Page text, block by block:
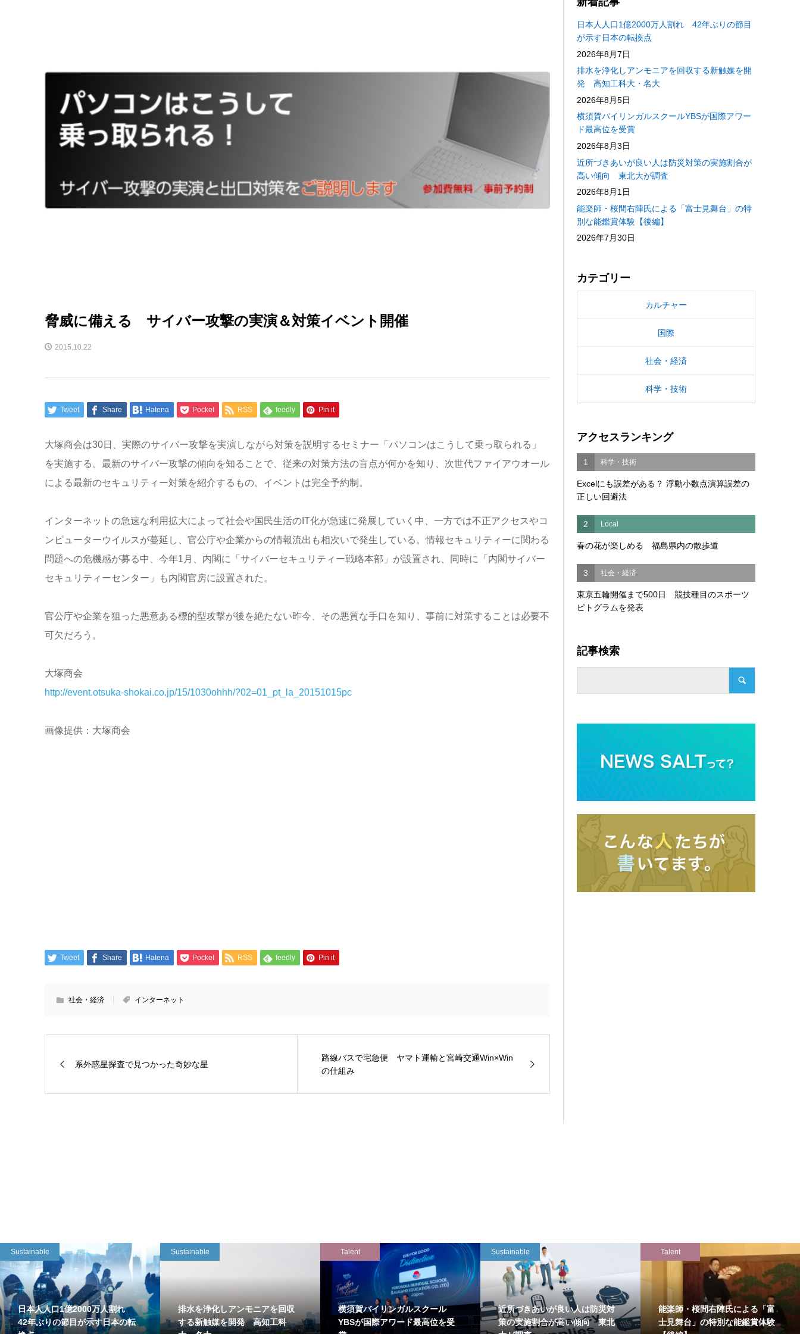
脅威に備える サイバー攻撃の実演＆対策イベント開催
2015.10.22
Tweet Share Hatena Pocket RSS feedly Pin it
大塚商会は30日、実際のサイバー攻撃を実演しながら対策を説明するセミナー「パソコンはこうして乗っ取られる」
を実施する。最新のサイバー攻撃の傾向を知ることで、従来の対策方法の盲点が何かを知り、次世代ファイアウオール
による最新のセキュリティー対策を紹介するもの。イベントは完全予約制。
インターネットの急速な利用拡大によって社会や国民生活のIT化が急速に発展していく中、一方では不正アクセスやコ
ンピューターウイルスが蔓延し、官公庁や企業からの情報流出も相次いで発生している。情報セキュリティーに関わる
問題への危機感が募る中、今年1月、内閣に「サイバーセキュリティー戦略本部」が設置され、同時に「内閣サイバー
セキュリティーセンター」も内閣官房に設置された。
官公庁や企業を狙った悪意ある標的型攻撃が後を絶たない昨今、その悪質な手口を知り、事前に対策することは必要不
可欠だろう。
大塚商会
http://event.otsuka-shokai.co.jp/15/1030ohhh/?02=01_pt_la_20151015pc
画像提供：大塚商会
Tweet Share Hatena Pocket RSS feedly Pin it
社会・経済 インターネット
系外惑星探査で見つかった奇妙な星
路線バスで宅急便 ヤマト運輸と宮崎交通Win×Win
の仕組み
日本人人口1億2000万人割れ 42年ぶりの節目
が示す日本の転換点
2026年8月7日
排水を浄化しアンモニアを回収する新触媒を開
発 高知工科大・名大
2026年8月5日
横須賀バイリンガルスクールYBSが国際アワー
ド最高位を受賞
2026年8月3日
近所づきあいが良い人は防災対策の実施割合が
高い傾向 東北大が調査
2026年8月1日
能楽師・桜間右陣氏による「富士見舞台」の特
別な能鑑賞体験【後編】
2026年7月30日
カテゴリー
カルチャー
国際
社会・経済
科学・技術
アクセスランキング
1 科学・技術
Excelにも誤差がある？ 浮動小数点演算誤差の
正しい回避法
2 Local
春の花が楽しめる 福島県内の散歩道
3 社会・経済
東京五輪開催まで500日 競技種目のスポーツ
ピトグラムを発表
記事検索
Sustainable
日本人人口1億2000万人割れ
42年ぶりの節目が示す日本の転
Sustainable
排水を浄化しアンモニアを回収
する新触媒を開発 高知工科
Talent
横須賀バイリンガルスクール
YBSが国際アワード最高位を受
Sustainable
近所づきあいが良い人は防災対
策の実施割合が高い傾向 東北
Talent
能楽師・桜間右陣氏による「富
士見舞台」の特別な能鑑賞体験